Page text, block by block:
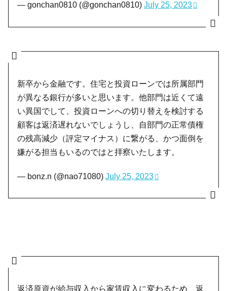
— gonchan0810 (@gonchan0810)July 25, 2023
新卒から金融です。住宅と投資ローンでは所属部門
が異なる銀行が多いと思います。他部門は近くて遠
い異国でして、投資ローンへの切り替えを検討する
顧客は返済遅れないでしょうし、自部門の正常債権
の残高減少（評定マイナス）に繋がる、かつ面倒を
嫌がる担当もいるのではと拝察いたします。
— bonz.n (@nao71080)July 25, 2023
返済原資が給与収入から家賃収入に変わるため、返